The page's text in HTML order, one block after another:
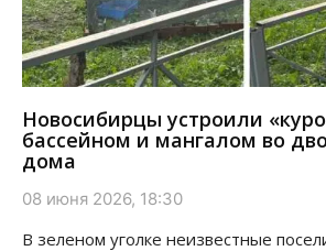
Новосибирцы устроили
бассейном и мангалом во
дома
08 июня 2026, 18:30
В зеленом уголке неизвестные